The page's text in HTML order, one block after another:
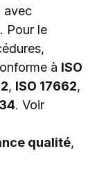
avec
. Pour le
à ISO
, ISO 17662,
. Voir
qualité,